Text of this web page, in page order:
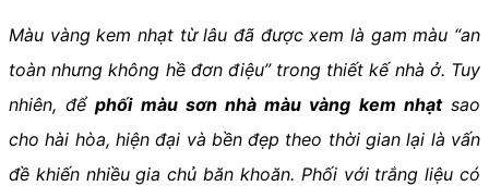
Màu vàng kem nhạt từ lâu đã được xem là gam màu “an
toàn nhưng không hề đơn điệu” trong thiết kế nhà ở. Tuy
nhiên, đểphối màu sơn nhà màu vàng kem nhạtsao
cho hài hòa, hiện đại và bền đẹp theo thời gian lại là vấn
đề khiến nhiều gia chủ băn khoăn. Phối với trắng liệu có